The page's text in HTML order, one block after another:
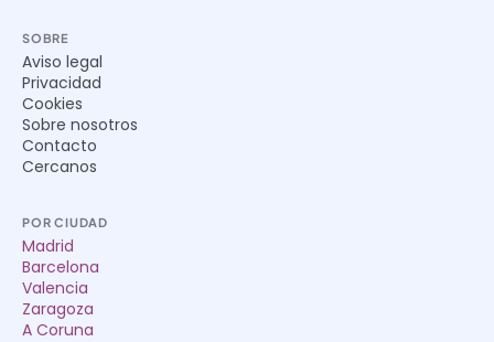
SOBRE
Aviso legal
Privacidad
Cookies
Sobre nosotros
Contacto
Cercanos
POR CIUDAD
Madrid
Barcelona
Valencia
Zaragoza
A Coruna